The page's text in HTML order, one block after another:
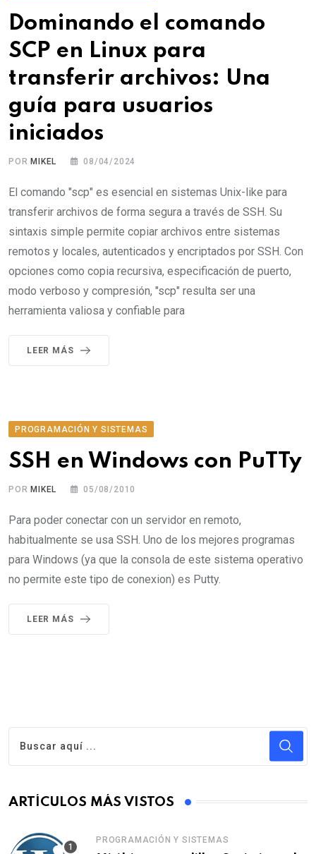
Dominando el comando
SCP en Linux para
transferir archivos: Una
guía para usuarios
iniciados
PORMIKEL 08/04/2024
El comando "scp" es esencial en sistemas Unix-like para
transferir archivos de forma segura a través de SSH. Su
sintaxis simple permite copiar archivos entre sistemas
remotos y locales, autenticados y encriptados por SSH. Con
opciones como copia recursiva, especificación de puerto,
modo verboso y compresión, "scp" resulta ser una
herramienta valiosa y confiable para
LEER MÁS
PROGRAMACIÓN Y SISTEMAS
SSH en Windows con PuTTy
PORMIKEL 05/08/2010
Para poder conectar con un servidor en remoto,
habitualmente se usa SSH. Uno de los mejores programas
para Windows (ya que la consola de este sistema operativo
no permite este tipo de conexion) es Putty.
LEER MÁS
ARTÍCULOS MÁS VISTOS
PROGRAMACIÓN Y SISTEMAS